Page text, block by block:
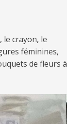
le crayon, le
féminines,
de fleurs à